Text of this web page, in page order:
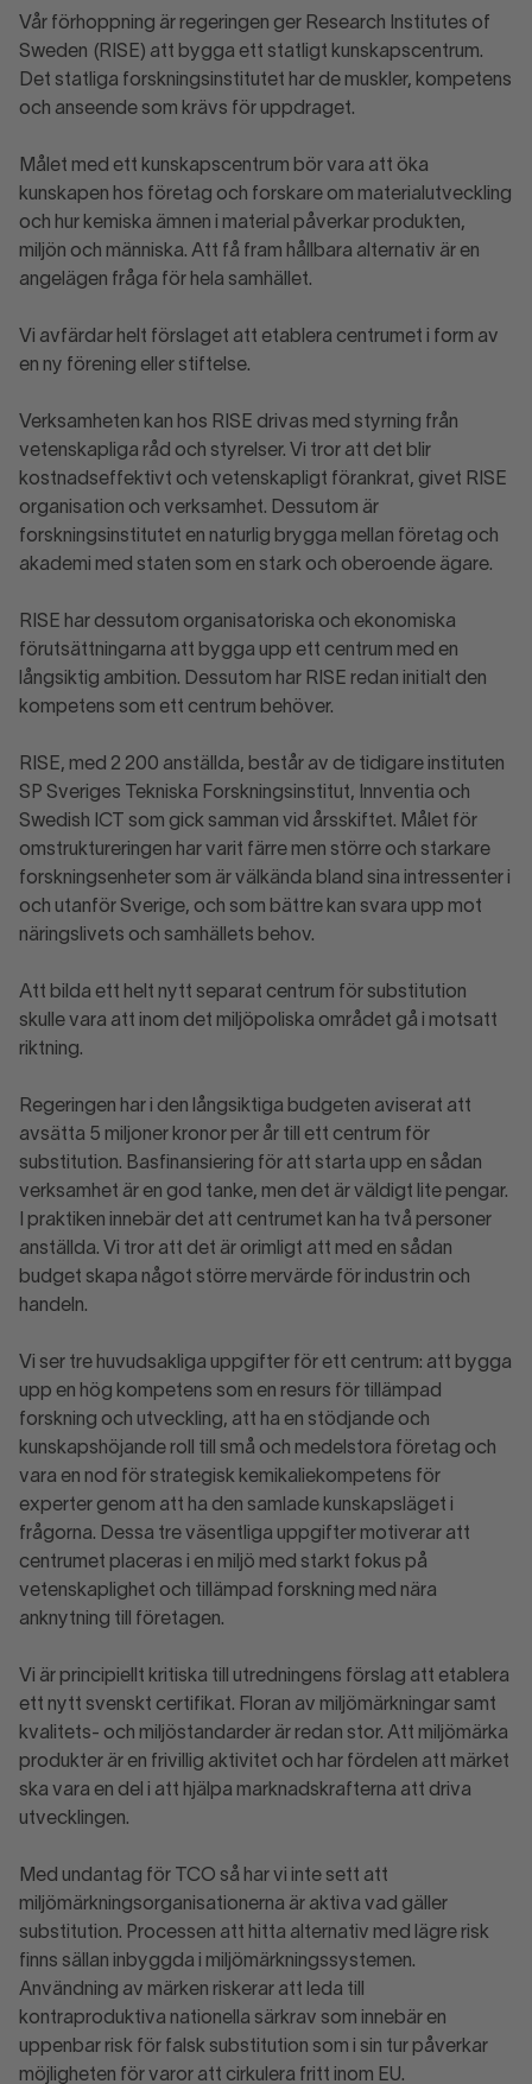
Vår förhoppning är regeringen ger Research Institutes of
Sweden (RISE) att bygga ett statligt kunskapscentrum.
Det statliga forskningsinstitutet har de muskler, kompetens
och anseende som krävs för uppdraget.
Målet med ett kunskapscentrum bör vara att öka
kunskapen hos företag och forskare om materialutveckling
och hur kemiska ämnen i material påverkar produkten,
miljön och människa. Att få fram hållbara alternativ är en
angelägen fråga för hela samhället.
Vi avfärdar helt förslaget att etablera centrumet i form av
en ny förening eller stiftelse.
Verksamheten kan hos RISE drivas med styrning från
vetenskapliga råd och styrelser. Vi tror att det blir
kostnadseffektivt och vetenskapligt förankrat, givet RISE
organisation och verksamhet. Dessutom är
forskningsinstitutet en naturlig brygga mellan företag och
akademi med staten som en stark och oberoende ägare.
RISE har dessutom organisatoriska och ekonomiska
förutsättningarna att bygga upp ett centrum med en
långsiktig ambition. Dessutom har RISE redan initialt den
kompetens som ett centrum behöver.
RISE, med 2 200 anställda, består av de tidigare instituten
SP Sveriges Tekniska Forskningsinstitut, Innventia och
Swedish ICT som gick samman vid årsskiftet. Målet för
omstruktureringen har varit färre men större och starkare
forskningsenheter som är välkända bland sina intressenter i
och utanför Sverige, och som bättre kan svara upp mot
näringslivets och samhällets behov.
Att bilda ett helt nytt separat centrum för substitution
skulle vara att inom det miljöpoliska området gå i motsatt
riktning.
Regeringen har i den långsiktiga budgeten aviserat att
avsätta 5 miljoner kronor per år till ett centrum för
substitution. Basfinansiering för att starta upp en sådan
verksamhet är en god tanke, men det är väldigt lite pengar.
I praktiken innebär det att centrumet kan ha två personer
anställda. Vi tror att det är orimligt att med en sådan
budget skapa något större mervärde för industrin och
handeln.
Vi ser tre huvudsakliga uppgifter för ett centrum: att bygga
upp en hög kompetens som en resurs för tillämpad
forskning och utveckling, att ha en stödjande och
kunskapshöjande roll till små och medelstora företag och
vara en nod för strategisk kemikaliekompetens för
experter genom att ha den samlade kunskapsläget i
frågorna. Dessa tre väsentliga uppgifter motiverar att
centrumet placeras i en miljö med starkt fokus på
vetenskaplighet och tillämpad forskning med nära
anknytning till företagen.
Vi är principiellt kritiska till utredningens förslag att etablera
ett nytt svenskt certifikat. Floran av miljömärkningar samt
kvalitets- och miljöstandarder är redan stor. Att miljömärka
produkter är en frivillig aktivitet och har fördelen att märket
ska vara en del i att hjälpa marknadskrafterna att driva
utvecklingen.
Med undantag för TCO så har vi inte sett att
miljömärkningsorganisationerna är aktiva vad gäller
substitution. Processen att hitta alternativ med lägre risk
finns sällan inbyggda i miljömärkningssystemen.
Användning av märken riskerar att leda till
kontraproduktiva nationella särkrav som innebär en
uppenbar risk för falsk substitution som i sin tur påverkar
möjligheten för varor att cirkulera fritt inom EU.